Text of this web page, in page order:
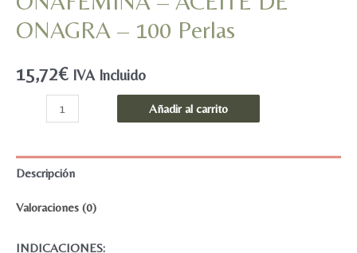
ONAGRA – 100 Perlas
15,72€ IVA Incluido
ONAFÉMINA
DE
Añadir al carrito
Descripción
Valoraciones (0)
INDICACIONES: